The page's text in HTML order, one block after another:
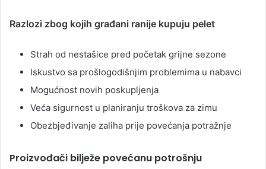
Razlozi zbog kojih građani ranije kupuju pelet
Strah od nestašice pred početak grijne sezone
Iskustvo sa prošlogodišnjim problemima u nabavci
Mogućnost novih poskupljenja
Veća sigurnost u planiranju troškova za zimu
Obezbjeđivanje zaliha prije povećanja potražnje
Proizvođači bilježe povećanu potrošnju